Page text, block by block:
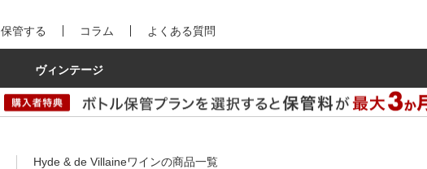
保管する コラム よくある質問
ヴィンテージ
Hyde & de Villaineワインの商品一覧